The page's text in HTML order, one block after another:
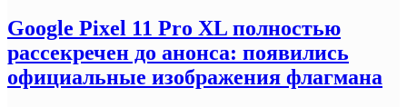
Google Pixel 11 Pro XL полностью
рассекречен до анонса: появились
официальные изображения флагмана